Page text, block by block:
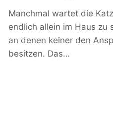
Manchmal wartet die
endlich allein im Haus zu
an denen keiner den
besitzen. Das…